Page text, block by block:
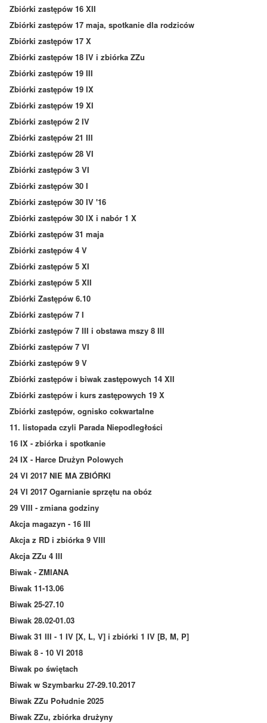
Zbiórki zastępów 16 XII
Zbiórki zastępów 17 maja, spotkanie dla rodziców
Zbiórki zastępów 17 X
Zbiórki zastępów 18 IV i zbiórka ZZu
Zbiórki zastępów 19 III
Zbiórki zastępów 19 IX
Zbiórki zastępów 19 XI
Zbiórki zastępów 2 IV
Zbiórki zastępów 21 III
Zbiórki zastępów 28 VI
Zbiórki zastępów 3 VI
Zbiórki zastępów 30 I
Zbiórki zastępów 30 IV '16
Zbiórki zastępów 30 IX i nabór 1 X
Zbiórki zastępów 31 maja
Zbiórki zastępów 4 V
Zbiórki zastępów 5 XI
Zbiórki zastępów 5 XII
Zbiórki Zastępów 6.10
Zbiórki zastępów 7 I
Zbiórki zastępów 7 III i obstawa mszy 8 III
Zbiórki zastępów 7 VI
Zbiórki zastępów 9 V
Zbiórki zastępów i biwak zastępowych 14 XII
Zbiórki zastępów i kurs zastępowych 19 X
Zbiórki zastępów, ognisko cokwartalne
11. listopada czyli Parada Niepodległości
16 IX - zbiórka i spotkanie
24 IX - Harce Drużyn Polowych
24 VI 2017 NIE MA ZBIÓRKI
24 VI 2017 Ogarnianie sprzętu na obóz
29 VIII - zmiana godziny
Akcja magazyn - 16 III
Akcja z RD i zbiórka 9 VIII
Akcja ZZu 4 III
Biwak - ZMIANA
Biwak 11-13.06
Biwak 25-27.10
Biwak 28.02-01.03
Biwak 31 III - 1 IV [X, L, V] i zbiórki 1 IV [B, M, P]
Biwak 8 - 10 VI 2018
Biwak po świętach
Biwak w Szymbarku 27-29.10.2017
Biwak ZZu Południe 2025
Biwak ZZu, zbiórka drużyny